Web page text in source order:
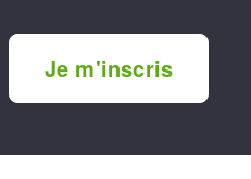
Je m'inscris